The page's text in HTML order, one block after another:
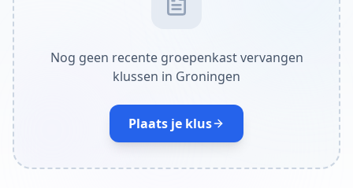
Nog geen recente groepenkast vervangen
klussen in Groningen
Plaats je klus